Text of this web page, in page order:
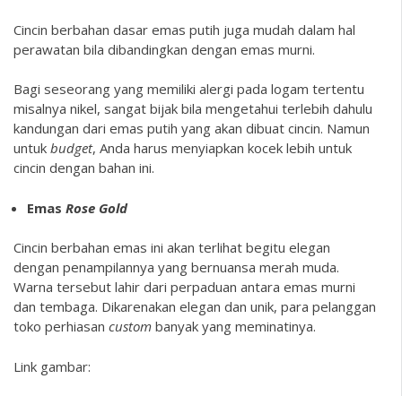
Cincin berbahan dasar emas putih juga mudah dalam hal
perawatan bila dibandingkan dengan emas murni.
Bagi seseorang yang memiliki alergi pada logam tertentu
misalnya nikel, sangat bijak bila mengetahui terlebih dahulu
kandungan dari emas putih yang akan dibuat cincin. Namun
untuk budget, Anda harus menyiapkan kocek lebih untuk
cincin dengan bahan ini.
Emas Rose Gold
Cincin berbahan emas ini akan terlihat begitu elegan
dengan penampilannya yang bernuansa merah muda.
Warna tersebut lahir dari perpaduan antara emas murni
dan tembaga. Dikarenakan elegan dan unik, para pelanggan
toko perhiasan custom banyak yang meminatinya.
Link gambar: